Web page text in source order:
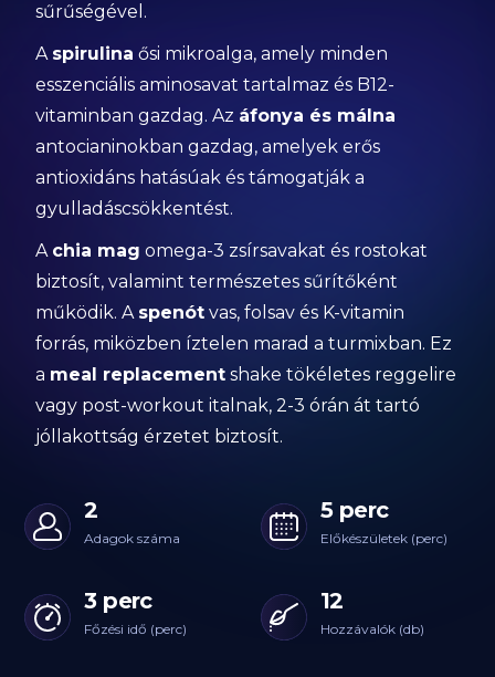
sűrűségével.
A spirulina ősi mikroalga, amely minden
esszenciális aminosavat tartalmaz és B12-
vitaminban gazdag. Az áfonya és málna
antocianinokban gazdag, amelyek erős
antioxidáns hatásúak és támogatják a
gyulladáscsökkentést.
A chia mag omega-3 zsírsavakat és rostokat
biztosít, valamint természetes sűrítőként
működik. A spenót vas, folsav és K-vitamin
forrás, miközben íztelen marad a turmixban. Ez
a meal replacement shake tökéletes reggelire
vagy post-workout italnak, 2-3 órán át tartó
jóllakottság érzetet biztosít.
2
Adagok száma
5 perc
Előkészületek (perc)
3 perc
Főzési idő (perc)
12
Hozzávalók (db)